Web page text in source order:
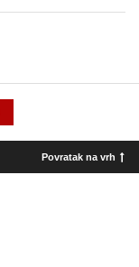
Povratak na vrh